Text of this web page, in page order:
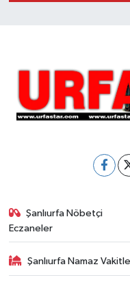
Şanlıurfa Nöbetçi
Eczaneler
Şanlıurfa Namaz